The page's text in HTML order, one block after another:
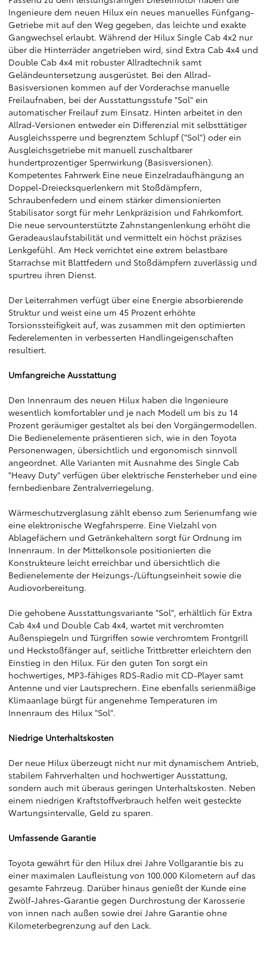
Ingenieure dem neuen Hilux ein neues manuelles Fünfgang-
Getriebe mit auf den Weg gegeben, das leichte und exakte
Gangwechsel erlaubt. Während der Hilux Single Cab 4x2 nur
über die Hinterräder angetrieben wird, sind Extra Cab 4x4 und
Double Cab 4x4 mit robuster Allradtechnik samt
Geländeuntersetzung ausgerüstet. Bei den Allrad-
Basisversionen kommen auf der Vorderachse manuelle
Freilaufnaben, bei der Ausstattungsstufe "Sol" ein
automatischer Freilauf zum Einsatz. Hinten arbeitet in den
Allrad-Versionen entweder ein Differenzial mit selbsttätiger
Ausgleichssperre und begrenztem Schlupf ("Sol") oder ein
Ausgleichsgetriebe mit manuell zuschaltbarer
hundertprozentiger Sperrwirkung (Basisversionen).
Kompetentes Fahrwerk Eine neue Einzelradaufhängung an
Doppel-Dreiecksquerlenkern mit Stoßdämpfern,
Schraubenfedern und einem stärker dimensionierten
Stabilisator sorgt für mehr Lenkpräzision und Fahrkomfort.
Die neue servounterstützte Zahnstangenlenkung erhöht die
Geradeauslaufstabilität und vermittelt ein höchst präzises
Lenkgefühl. Am Heck verrichtet eine extrem belastbare
Starrachse mit Blattfedern und Stoßdämpfern zuverlässig und
spurtreu ihren Dienst.
Der Leiterrahmen verfügt über eine Energie absorbierende
Struktur und weist eine um 45 Prozent erhöhte
Torsionssteifigkeit auf, was zusammen mit den optimierten
Federelementen in verbesserten Handlingeigenschaften
resultiert.
Umfangreiche Ausstattung
Den Innenraum des neuen Hilux haben die Ingenieure
wesentlich komfortabler und je nach Modell um bis zu 14
Prozent geräumiger gestaltet als bei den Vorgängermodellen.
Die Bedienelemente präsentieren sich, wie in den Toyota
Personenwagen, übersichtlich und ergonomisch sinnvoll
angeordnet. Alle Varianten mit Ausnahme des Single Cab
"Heavy Duty" verfügen über elektrische Fensterheber und eine
fernbedienbare Zentralverriegelung.
Wärmeschutzverglasung zählt ebenso zum Serienumfang wie
eine elektronische Wegfahrsperre. Eine Vielzahl von
Ablagefächern und Getränkehaltern sorgt für Ordnung im
Innenraum. In der Mittelkonsole positionierten die
Konstrukteure leicht erreichbar und übersichtlich die
Bedienelemente der Heizungs-/Lüftungseinheit sowie die
Audiovorbereitung.
Die gehobene Ausstattungsvariante "Sol", erhältlich für Extra
Cab 4x4 und Double Cab 4x4, wartet mit verchromten
Außenspiegeln und Türgriffen sowie verchromtem Frontgrill
und Heckstoßfänger auf, seitliche Trittbretter erleichtern den
Einstieg in den Hilux. Für den guten Ton sorgt ein
hochwertiges, MP3-fähiges RDS-Radio mit CD-Player samt
Antenne und vier Lautsprechern. Eine ebenfalls serienmäßige
Klimaanlage bürgt für angenehme Temperaturen im
Innenraum des Hilux "Sol".
Niedrige Unterhaltskosten
Der neue Hilux überzeugt nicht nur mit dynamischem Antrieb,
stabilem Fahrverhalten und hochwertiger Ausstattung,
sondern auch mit überaus geringen Unterhaltskosten. Neben
einem niedrigen Kraftstoffverbrauch helfen weit gesteckte
Wartungsintervalle, Geld zu sparen.
Umfassende Garantie
Toyota gewährt für den Hilux drei Jahre Vollgarantie bis zu
einer maximalen Laufleistung von 100.000 Kilometern auf das
gesamte Fahrzeug. Darüber hinaus genießt der Kunde eine
Zwölf-Jahres-Garantie gegen Durchrostung der Karosserie
von innen nach außen sowie drei Jahre Garantie ohne
Kilometerbegrenzung auf den Lack.